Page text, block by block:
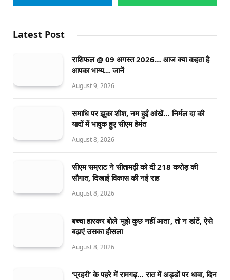
Latest Post
राशिफल @ 09 अगस्त 2026… आज क्या कहता है
आपका भाग्य… जानें
August 9, 2026
समाधि पर झुका शीश, नम हुईं आंखें… निर्मल दा की
यादों में भावुक हुए सीएम हेमंत
August 8, 2026
सीएम सम्राट ने सीतामढ़ी को दी 218 करोड़ की
सौगात, दिखाई विकास की नई राह
August 8, 2026
बच्चा हारकर बोले ‘मुझे कुछ नहीं आता’, तो न डांटें, ऐसे
बढ़ाएं उसका हौसला
August 8, 2026
‘प्रहरी’ के पहरे में रामगढ़… रात में अड्डों पर धावा, दिन